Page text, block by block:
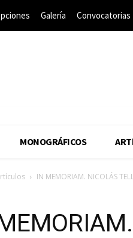
Galería Convocatorias
MONOGRÁFICOS
IN MEMORIAM. NICOLÁS